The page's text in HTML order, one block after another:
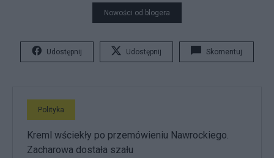
Nowości od blogera
Udostępnij Udostępnij Skomentuj
Polityka
Kreml wściekły po przemówieniu Nawrockiego.
Zacharowa dostała szału